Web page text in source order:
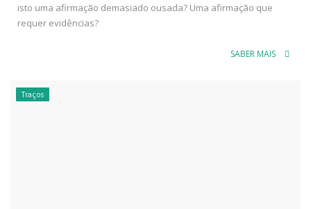
isto uma afirmação demasiado ousada? Uma afirmação que
requer evidências?
SABER MAIS
Traços